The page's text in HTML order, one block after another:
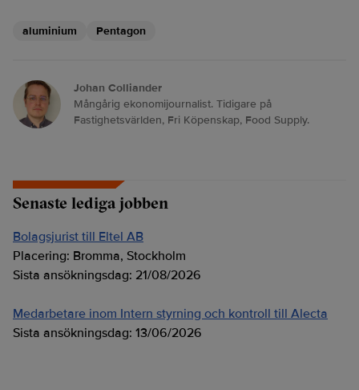
aluminium Pentagon
Johan Colliander
Mångårig ekonomijournalist. Tidigare på
Fastighetsvärlden, Fri Köpenskap, Food Supply.
Senaste lediga jobben
Bolagsjurist till Eltel AB
Placering: Bromma, Stockholm
Sista ansökningsdag: 21/08/2026
Medarbetare inom Intern styrning och kontroll till Alecta
Sista ansökningsdag: 13/06/2026